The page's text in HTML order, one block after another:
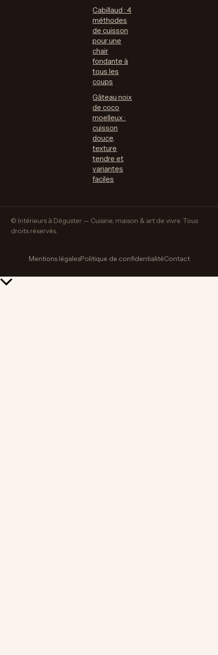
Cabillaud : 4
méthodes
de cuisson
pour une
chair
fondante à
tous les
coups
Gâteau noix
de coco
moelleux :
cuisson
douce,
texture
tendre et
variantes
faciles
© Intérieurs à Déguster — Cuisine, maison & art de vivre. Tous
droits réservés.
Mentions légalesPolitique de confidentialitéContact